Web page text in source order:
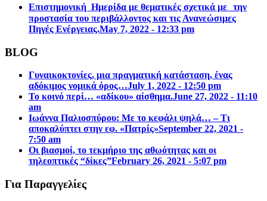
Επιστημονική Ημερίδα με θεματικές σχετικά με την
προστασία του περιβάλλοντος και τις Ανανεώσιμες
Πηγές Ενέργειας.May 7, 2022 - 12:33 pm
BLOG
Γυναικοκτονίες, μια πραγματική κατάσταση, ένας
αδόκιμος νομικά όρος…July 1, 2022 - 12:50 pm
Το κοινό περί… «αδίκου» αίσθημα.June 27, 2022 - 11:10
am
Ιωάννα Παλιοσπύρου: Με το κεφάλι ψηλά… – Τι
αποκαλύπτει στην εφ. «Πατρίς»September 22, 2021 -
7:50 am
Οι βιασμοί, το τεκμήριο της αθωότητας και οι
τηλεοπτικές “δίκες”February 26, 2021 - 5:07 pm
Για Παραγγελίες